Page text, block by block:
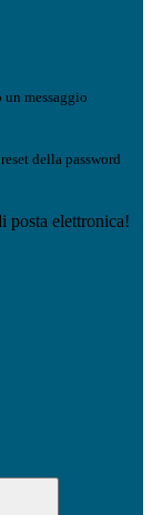
messaggio
della password
posta elettronica!